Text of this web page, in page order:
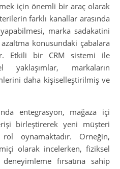
için önemli bir araç olarak
farklı kanallar arasında
marka sadakatini
konusundaki çabalara
Etkili bir CRM sistemi ile
yaklaşımlar, markaların
daha kişiselleştirilmiş ve
entegrasyon, mağaza içi
birleştirerek yeni müşteri
oynamaktadır. Örneğin,
olarak incelerken, fiziksel
fırsatına sahip